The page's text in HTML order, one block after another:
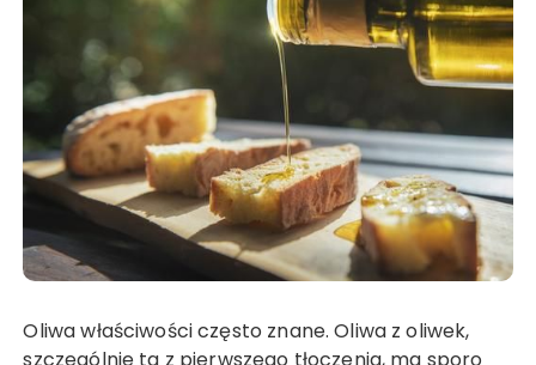
Oliwa właściwości często znane. Oliwa z oliwek,